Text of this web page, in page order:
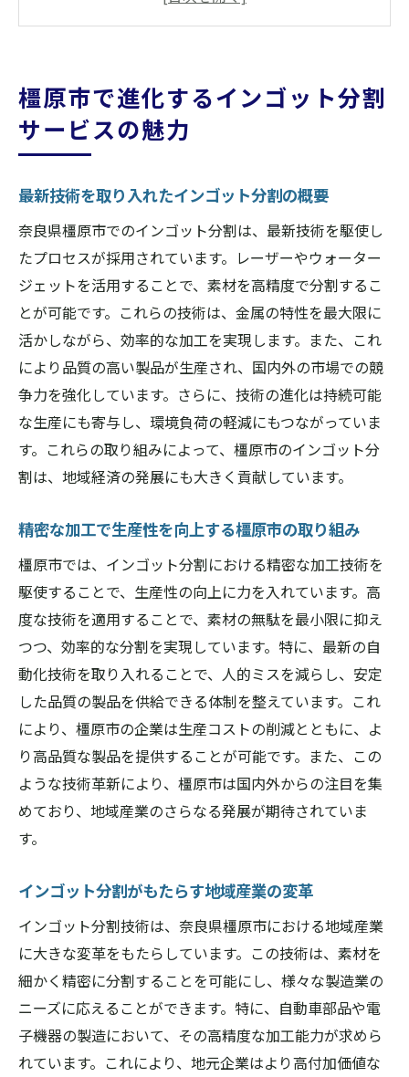
精密な加工で生産性を向上する橿原市の取
地元企業が注目するインゴット分割の具体
例
インゴット分割が持つ環境への配慮とは
橿原市のインゴット分割業界の将来性
インゴット分割が橿原市の製造業に与える影響
とは
製造業の効率化を支えるインゴット分割の
重要性
品質向上を実現するインゴット分割のプロ
セス
地域製造業者に選ばれるインゴット分割の
理由
インゴット分割が製品開発に与えるポジテ
ィブな影響
導入事例
橿原市製造業がインゴット分割で実現する
未来
奈良県橿原市でのインゴット分割技術の革新と
可能性
技術革新が進むインゴット分割の現状
インゴット分割の進化がもたらす多様な可
能性
地域技術者が支えるインゴット分割の未来
革新的なインゴット分割技術の具体的な事
橿原市の技術革新が市場に与える影響
インゴット分割が地域経済を活性化する理由を
探る
地元経済におけるインゴット分割の役割
インゴット分割が生む雇用機会の増加
地域産業の競争力を高めるインゴット分割
橿原市で進化するインゴット分割
サービスの魅力
最新技術を取り入れたインゴット分割の概要
奈良県橿原市でのインゴット分割は、最新技術を駆使し
たプロセスが採用されています。レーザーやウォーター
ジェットを活用することで、素材を高精度で分割するこ
とが可能です。これらの技術は、金属の特性を最大限に
活かしながら、効率的な加工を実現します。また、これ
により品質の高い製品が生産され、国内外の市場での競
争力を強化しています。さらに、技術の進化は持続可能
な生産にも寄与し、環境負荷の軽減にもつながっていま
す。これらの取り組みによって、橿原市のインゴット分
割は、地域経済の発展にも大きく貢献しています。
精密な加工で生産性を向上する橿原市の取り組み
橿原市では、インゴット分割における精密な加工技術を
駆使することで、生産性の向上に力を入れています。高
度な技術を適用することで、素材の無駄を最小限に抑え
つつ、効率的な分割を実現しています。特に、最新の自
動化技術を取り入れることで、人的ミスを減らし、安定
した品質の製品を供給できる体制を整えています。これ
により、橿原市の企業は生産コストの削減とともに、よ
り高品質な製品を提供することが可能です。また、この
ような技術革新により、橿原市は国内外からの注目を集
めており、地域産業のさらなる発展が期待されていま
す。
インゴット分割がもたらす地域産業の変革
インゴット分割技術は、奈良県橿原市における地域産業
に大きな変革をもたらしています。この技術は、素材を
細かく精密に分割することを可能にし、様々な製造業の
ニーズに応えることができます。特に、自動車部品や電
子機器の製造において、その高精度な加工能力が求めら
れています。これにより、地元企業はより高付加価値な